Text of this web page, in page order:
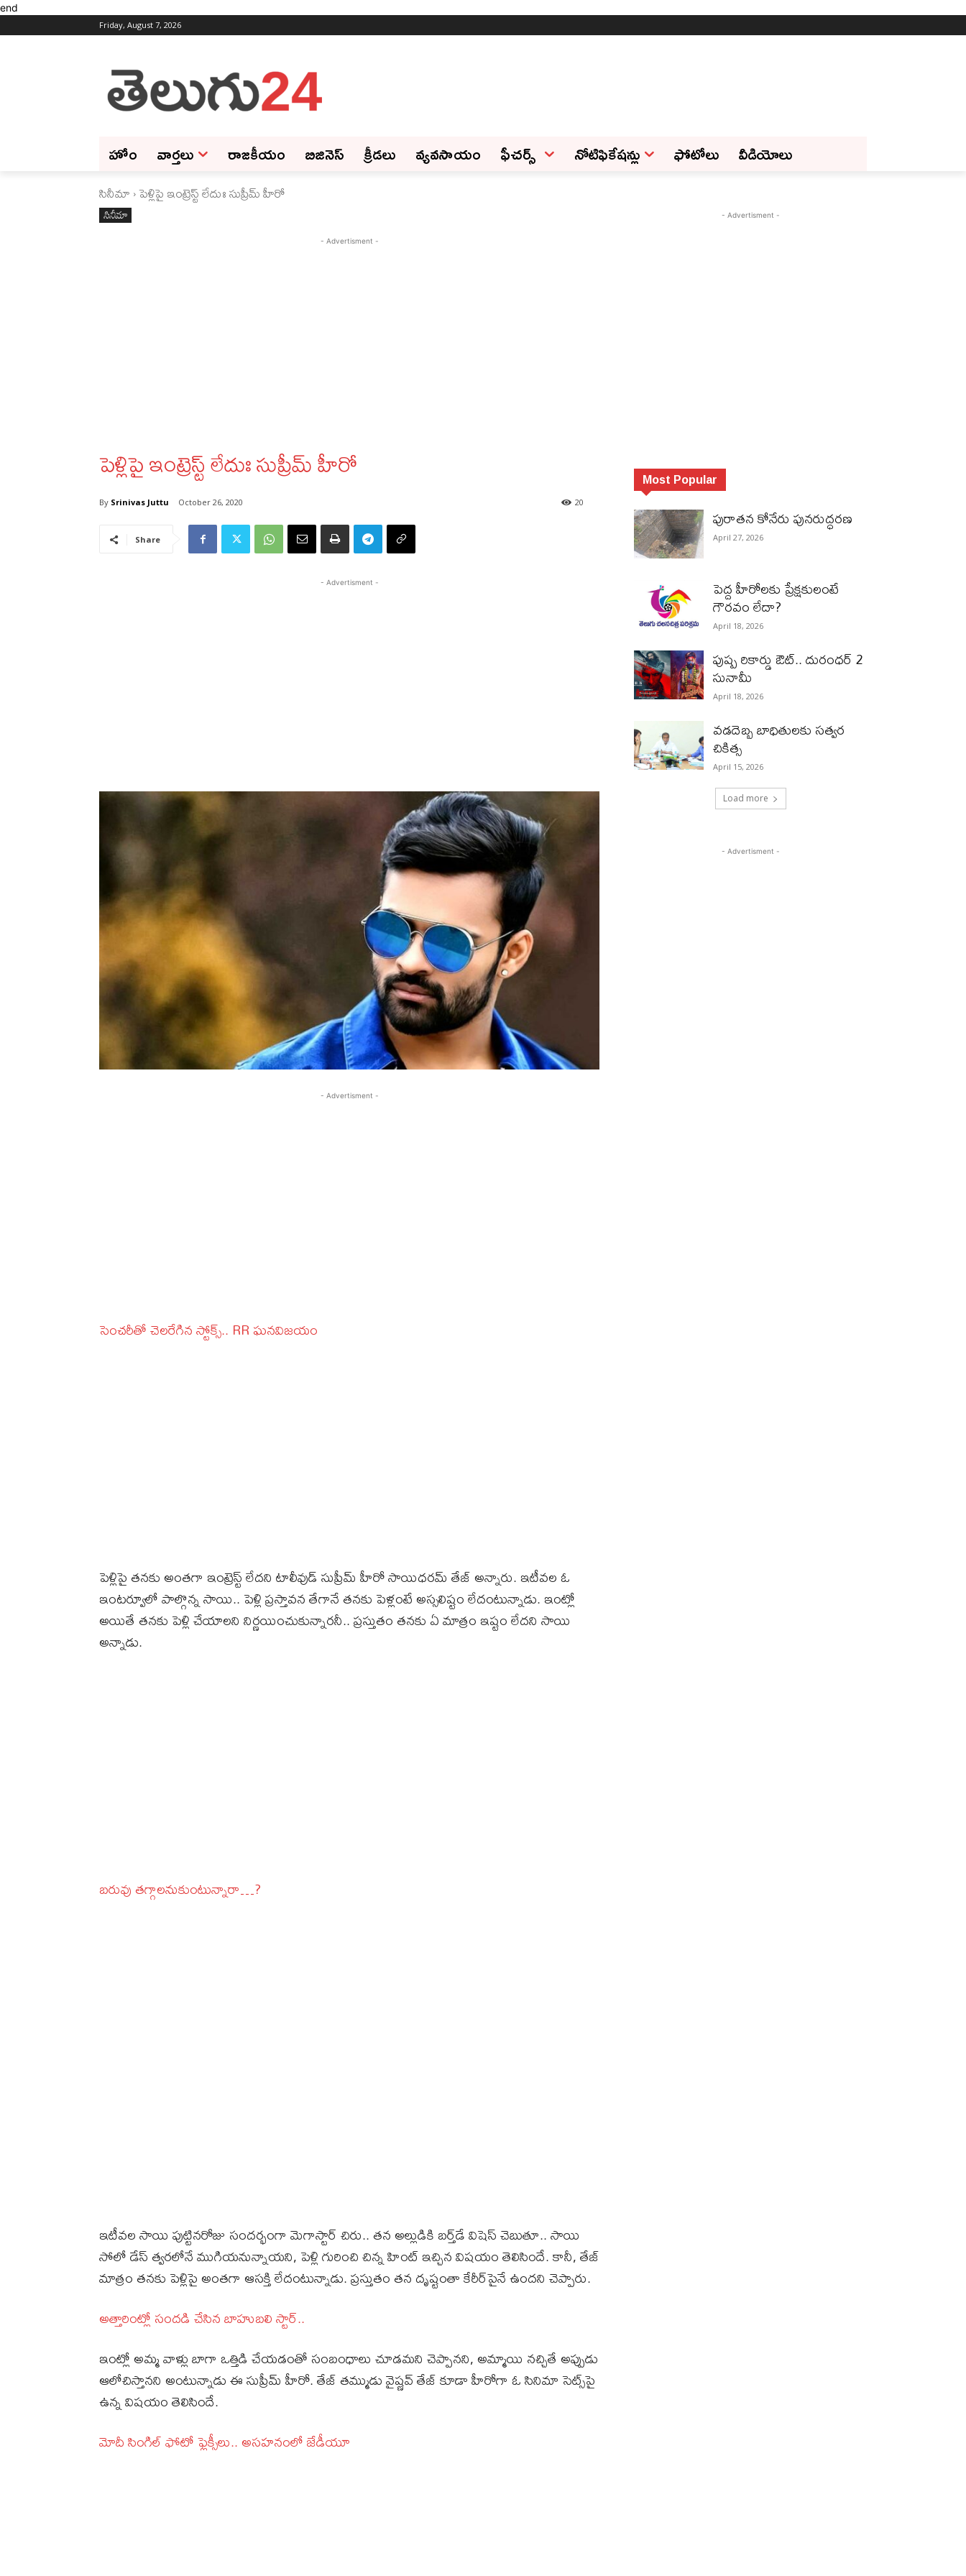
end
Friday, August 7, 2026
హోం వార్తలు రాజకీయం బిజినెస్‌ క్రీడలు వ్యవసాయం ఫీచ‌ర్స్ ‌ నోటిఫికేషన్లు ఫోటోలు వీడియోలు
సినీమా పెళ్లిపై ఇంట్రెస్ట్ లేదుః సుప్రీమ్‌ హీరో
సినీమా
- Advertisment -
పెళ్లిపై ఇంట్రెస్ట్ లేదుః సుప్రీమ్‌ హీరో
By Srinivas Juttu October 26, 2020 20
Share
- Advertisment -
- Advertisment -
సెంచరీతో చెలరేగిన స్టోక్స్‌.. RR ఘనవిజయం
పెళ్లిపై తనకు అంతగా ఇంట్రెస్ట్ లేదని టాలీవుడ్‌ సుప్రీమ్‌ హీరో సాయిధరమ్‌ తేజ్‌ అన్నారు. ఇటీవల ఓ
ఇంటర్వూలో పాల్గొన్న సాయి.. పెళ్లి ప్రస్తావన తేగానే తనకు పెళ్లంటే అస్సలిష్టం లేదంటున్నాడు. ఇంట్లో
అయితే తనకు పెళ్లి చేయాలని నిర్ణయించుకున్నారనీ.. ప్రస్తుతం తనకు ఏ మాత్రం ఇష్టం లేదని సాయి
అన్నాడు.
బరువు తగ్గాలనుకుంటున్నారా…?
ఇటీవల సాయి పుట్టినరోజు సందర్భంగా మెగాస్టార్‌ చిరు.. తన అల్లుడికి బర్త్‌డే విషెస్‌ చెబుతూ.. సాయి
సోలో డేస్‌ త్వరలోనే ముగియనున్నాయని, పెళ్లి గురించి చిన్న హింట్‌ ఇచ్చిన విషయం తెలిసిందే. కానీ, తేజ్‌
మాత్రం తనకు పెళ్లిపై అంతగా ఆసక్తి లేదంటున్నాడు. ప్రస్తుతం తన దృష్టంతా కేరీర్‌పైనే ఉందని చెప్పారు.
అత్తారింట్లో సందడి చేసిన బాహుబలి స్టార్‌..
ఇంట్లో అమ్మ వాళ్లు బాగా ఒత్తిడి చేయడంతో సంబంధాలు చూడమని చెప్పానని, అమ్మాయి నచ్చితే అప్పుడు
ఆలోచిస్తానని అంటున్నాడు ఈ సుప్రీమ్‌ హీరో. తేజ్‌ తమ్ముడు వైష్ణవ్‌ తేజ్ కూడా హీరోగా ఓ సినిమా సెట్స్‌పై
ఉన్న విషయం తెలిసిందే.
మోదీ సింగిల్‌ ఫోటో ఫ్లెక్సీలు.. అసహనంలో జేడీయూ
- Advertisment -
Most Popular
పురాత‌న కోనేరు పున‌రుద్ధ‌ర‌ణ
April 27, 2026
పెద్ద హీరోల‌కు ప్రేక్ష‌కులంటే
గౌర‌వం లేదా?
April 18, 2026
పుష్ప రికార్డు ఔట్‌.. దురంధ‌ర్ 2
సునామీ
April 18, 2026
వడదెబ్బ బాధితులకు సత్వర
చికిత్స
April 15, 2026
Load more
- Advertisment -